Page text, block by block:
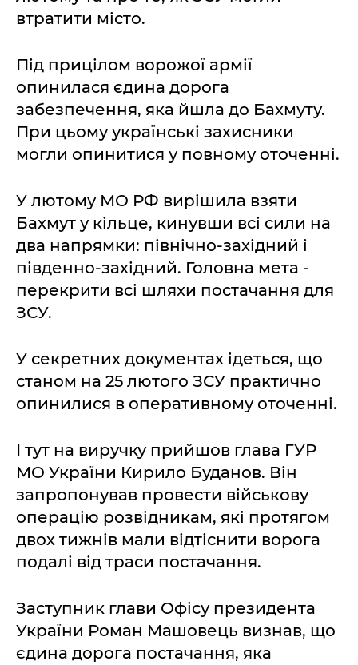
втратити місто.
Під прицілом ворожої армії
опинилася єдина дорога
забезпечення, яка йшла до Бахмуту.
При цьому українські захисники
могли опинитися у повному оточенні.
У лютому МО РФ вирішила взяти
Бахмут у кільце, кинувши всі сили на
два напрямки: північно-західний і
південно-західний. Головна мета -
перекрити всі шляхи постачання для
ЗСУ.
У секретних документах ідеться, що
станом на 25 лютого ЗСУ практично
опинилися в оперативному оточенні.
І тут на виручку прийшов глава ГУР
МО України Кирило Буданов. Він
запропонував провести військову
операцію розвідникам, які протягом
двох тижнів мали відтіснити ворога
подалі від траси постачання.
Заступник глави Офісу президента
України Роман Машовець визнав, що
єдина дорога постачання, яка